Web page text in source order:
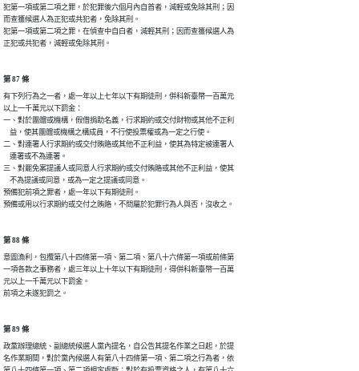
犯第一項或第二項之罪，於犯罪後六個月內自首者，減輕或免除其刑；因
而查獲候選人為正犯或共犯者，免除其刑。
犯第一項或第二項之罪，在偵查中自白者，減輕其刑；因而查獲候選人為
正犯或共犯者，減輕或免除其刑。
第 87 條
有下列行為之一者，處一年以上七年以下有期徒刑，併科新臺幣一百萬元
以上一千萬元以下罰金：
一、對於團體或機構，假借捐助名義，行求期約或交付財物或其他不正利
    益，使其團體或機構之構成員，不行使投票權或為一定之行使。
二、對連署人行求期約或交付賄賂或其他不正利益，使其為特定被連署人
    連署或不為連署。
三、對罷免案提議人或同意人行求期約或交付賄賂或其他不正利益，使其
    不為提議或同意，或為一定之提議或同意。
預備犯前項之罪者，處一年以下有期徒刑。
預備或用以行求期約或交付之賄賂，不問屬於犯罪行為人與否，沒收之。
第 88 條
意圖漁利，包攬第八十四條第一項、第二項、第八十六條第一項或前條第
一項各款之事務者，處三年以上十年以下有期徒刑，得併科新臺幣一百萬
元以上一千萬元以下罰金。
前項之未遂犯罰之。
第 89 條
政黨辦理總統、副總統候選人黨內提名，自公告其提名作業之日起，於提
名作業期間，對於黨內候選人有第八十四條第一項、第二項之行為者，依